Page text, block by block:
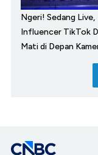
Ngeri! Sedang Live,
Influencer TikTok
Mati di Depan